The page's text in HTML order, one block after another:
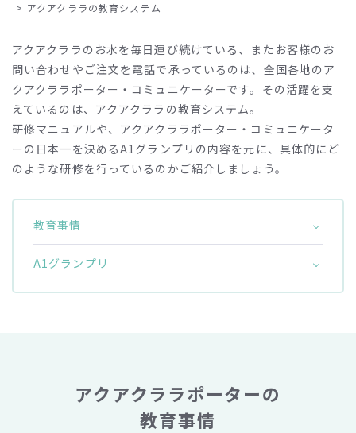
アクアクララの教育システム
アクアクララのお水を毎日運び続けている、またお客様のお
問い合わせやご注文を電話で承っているのは、 全国各地のア
クアクララポーター・コミュニケーターです。 その活躍を支
えているのは、アクアクララの教育システム。
研修マニュアルや、アクアクララポーター・コミュニケータ
ーの日本一を決めるA1グランプリの内容を元に、 具体的にど
のような研修を行っているのかご紹介しましょう。
教育事情
A1グランプリ
アクアクララポーターの
教育事情